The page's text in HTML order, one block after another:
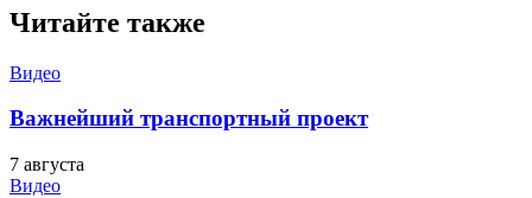
Читайте также
Видео
Важнейший транспортный проект
7 августа
Видео